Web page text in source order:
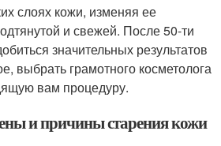
слоях кожи, изменяя ее
и свежей. После 50-ти
значительных результатов
выбрать грамотного косметолога
вам процедуру.
и причины старения кожи